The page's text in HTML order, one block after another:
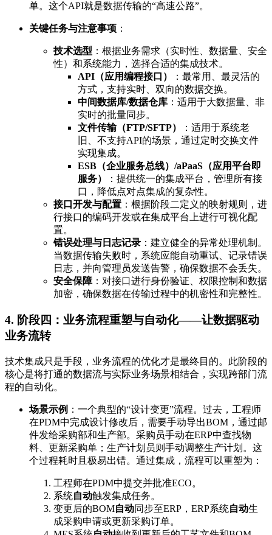
单。这个API就是数据传输的“高速公路”。
关键任务与注意事项 ：
技术选型 ：根据业务需求（实时性、数据量、安全
性）和系统能力，选择合适的集成技术。
API（应用编程接口）
：最常用、最灵活的
方式，支持实时、双向的数据交换。
中间数据库/数据仓库 ：适用于大数据量、非
实时的批量同步。
文件传输（FTP/SFTP）
：适用于系统老
旧、不支持API的场景，通过定时交换文件
实现集成。
ESB（企业服务总线）/aPaaS（应用平台即
服务）
：提供统一的集成平台，管理所有接
口，降低点对点集成的复杂性。
接口开发与配置 ：根据阶段二定义的映射规则，进
行接口的编码开发或在集成平台上进行可视化配
置。
错误处理与日志记录 ：建立健全的异常处理机制。
当数据传输失败时，系统应能自动重试、记录错误
日志，并向管理员发送告警，确保数据不会丢失。
安全保障：对接口进行身份验证、权限控制和数据
加密，确保数据在传输过程中的机密性和完整性。
4. 阶段四：业务流程重塑与自动化——让数据驱动
业务流转
技术集成只是手段，业务流程的优化才是最终目的。此阶段的
核心是将打通的数据流与实际业务场景相结合，实现跨部门流
程的自动化。
场景示例 ：一个典型的“设计变更”流程。过去，工程师
在PDM中完成设计修改后，需要手动导出BOM，通过邮
件发给采购部和生产部。采购员手动在ERP中查找物
料、更新采购单；生产计划员则手动调整生产计划。这
个过程耗时且极易出错。通过集成，流程可以重塑为：
工程师在PDM中提交并批准ECO。
系统自动触发集成任务。
变更后的BOM自动同步至ERP，ERP系统自动生
成采购申请或更新采购订单。